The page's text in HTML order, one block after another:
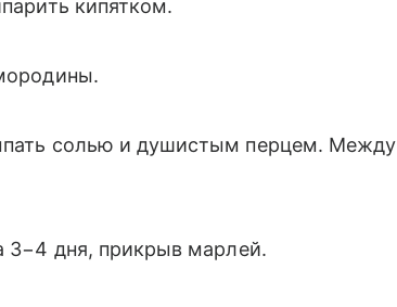
кипятком.
солью и душистым перцем. Между
3−4 дня, прикрыв марлей.